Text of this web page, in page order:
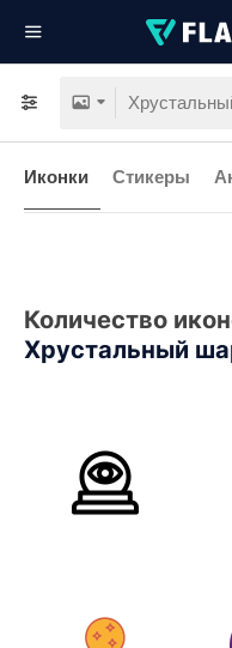
Иконки Стикеры
Количество
Хрустальный